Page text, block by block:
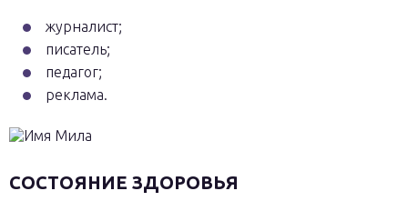
журналист;
писатель;
педагог;
реклама.
СОСТОЯНИЕ ЗДОРОВЬЯ